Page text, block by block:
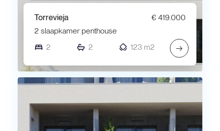
Torrevieja
€ 419.000
2 slaapkamer penthouse
2
2 123 m2 →